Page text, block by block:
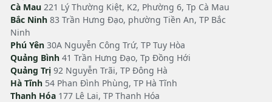
Cà Mau 221 Lý Thường Kiệt, K2, Phường 6, Tp Cà Mau
Bắc Ninh 83 Trần Hưng Đạo, phường Tiền An, TP Bắc
Ninh
Phú Yên 30A Nguyễn Công Trứ, TP Tuy Hòa
Quảng Bình 41 Trần Hưng Đạo, Tp Đồng Hới
Quảng Trị 92 Nguyễn Trãi, TP Đông Hà
Hà Tĩnh 54 Phan Đình Phùng, TP Hà Tĩnh
Thanh Hóa 177 Lê Lai, TP Thanh Hóa